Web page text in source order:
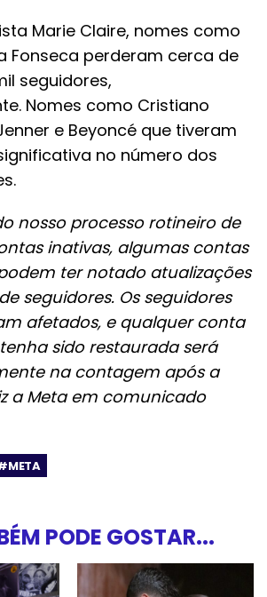
Marie Claire, nomes como
Fonseca perderam cerca de
seguidores,
Nomes como Cristiano
e Beyoncé que tiveram
no número dos
nosso processo rotineiro de
inativas, algumas contas
ter notado atualizações
seguidores. Os seguidores
afetados, e qualquer conta
sido restaurada será
na contagem após a
a Meta em comunicado
PODE GOSTAR...